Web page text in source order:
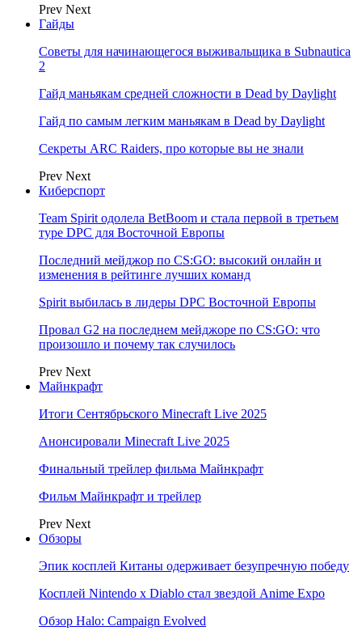
Prev Next
Гайды
Советы для начинающегося выживальщика в Subnautica
2
Гайд маньякам средней сложности в Dead by Daylight
Гайд по самым легким маньякам в Dead by Daylight
Секреты ARC Raiders, про которые вы не знали
Prev Next
Киберспорт
Team Spirit одолела BetBoom и стала первой в третьем
туре DPC для Восточной Европы
Последний мейджор по CS:GO: высокий онлайн и
изменения в рейтинге лучших команд
Spirit выбилась в лидеры DPC Восточной Европы
Провал G2 на последнем мейджоре по CS:GO: что
произошло и почему так случилось
Prev Next
Майнкрафт
Итоги Сентябрьского Minecraft Live 2025
Анонсировали Minecraft Live 2025
Финальный трейлер фильма Майнкрафт
Фильм Майнкрафт и трейлер
Prev Next
Обзоры
Эпик косплей Китаны одерживает безупречную победу
Косплей Nintendo x Diablo стал звездой Anime Expo
Обзор Halo: Campaign Evolved